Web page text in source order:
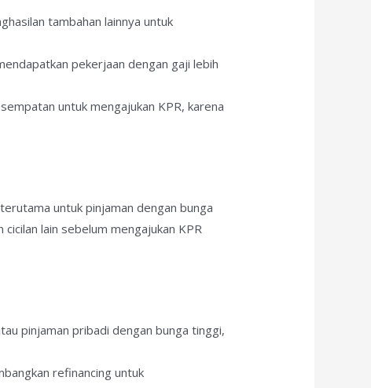
tambahan lainnya untuk
pekerjaan dengan gaji lebih
untuk mengajukan KPR, karena
untuk pinjaman dengan bunga
lain sebelum mengajukan KPR
pinjaman pribadi dengan bunga tinggi,
refinancing untuk